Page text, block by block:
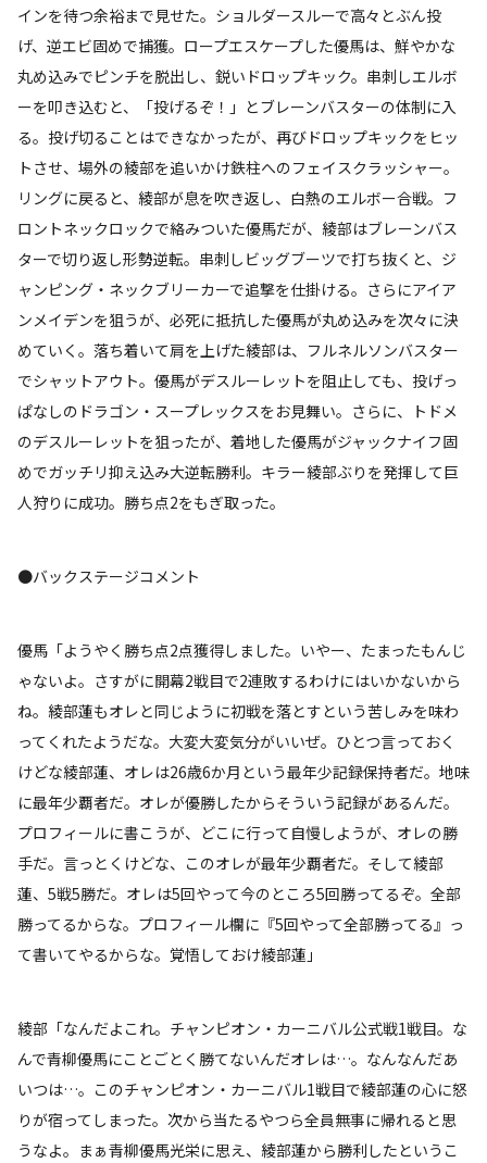
インを待つ余裕まで見せた。ショルダースルーで高々とぶん投
げ、逆エビ固めで捕獲。ロープエスケープした優馬は、鮮やかな
丸め込みでピンチを脱出し、鋭いドロップキック。串刺しエルボ
ーを叩き込むと、「投げるぞ！」とブレーンバスターの体制に入
る。投げ切ることはできなかったが、再びドロップキックをヒッ
トさせ、場外の綾部を追いかけ鉄柱へのフェイスクラッシャー。
リングに戻ると、綾部が息を吹き返し、白熱のエルボー合戦。フ
ロントネックロックで絡みついた優馬だが、綾部はブレーンバス
ターで切り返し形勢逆転。串刺しビッグブーツで打ち抜くと、ジ
ャンピング・ネックブリーカーで追撃を仕掛ける。さらにアイア
ンメイデンを狙うが、必死に抵抗した優馬が丸め込みを次々に決
めていく。落ち着いて肩を上げた綾部は、フルネルソンバスター
でシャットアウト。優馬がデスルーレットを阻止しても、投げっ
ぱなしのドラゴン・スープレックスをお見舞い。さらに、トドメ
のデスルーレットを狙ったが、着地した優馬がジャックナイフ固
めでガッチリ抑え込み大逆転勝利。キラー綾部ぶりを発揮して巨
人狩りに成功。勝ち点2をもぎ取った。
●バックステージコメント
優馬「ようやく勝ち点2点獲得しました。いやー、たまったもんじ
ゃないよ。さすがに開幕2戦目で2連敗するわけにはいかないから
ね。綾部蓮もオレと同じように初戦を落とすという苦しみを味わ
ってくれたようだな。大変大変気分がいいぜ。ひとつ言っておく
けどな綾部蓮、オレは26歳6か月という最年少記録保持者だ。地味
に最年少覇者だ。オレが優勝したからそういう記録があるんだ。
プロフィールに書こうが、どこに行って自慢しようが、オレの勝
手だ。言っとくけどな、このオレが最年少覇者だ。そして綾部
蓮、5戦5勝だ。オレは5回やって今のところ5回勝ってるぞ。全部
勝ってるからな。プロフィール欄に『5回やって全部勝ってる』っ
て書いてやるからな。覚悟しておけ綾部蓮」
綾部「なんだよこれ。チャンピオン・カーニバル公式戦1戦目。な
んで青柳優馬にことごとく勝てないんだオレは…。なんなんだあ
いつは…。このチャンピオン・カーニバル1戦目で綾部蓮の心に怒
りが宿ってしまった。次から当たるやつら全員無事に帰れると思
うなよ。まぁ青柳優馬光栄に思え、綾部蓮から勝利したというこ